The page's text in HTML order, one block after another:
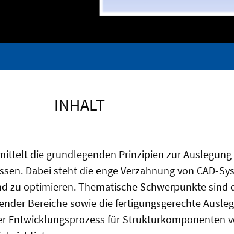
INHALT
die grundlegenden Prinzipien zur
Dabei steht die enge Verzahnung von CAD-
zu optimieren. Thematische Schwerpunkte sind
Bereiche sowie die fertigungsgerechte
Entwicklungsprozess für Strukturkomponenten